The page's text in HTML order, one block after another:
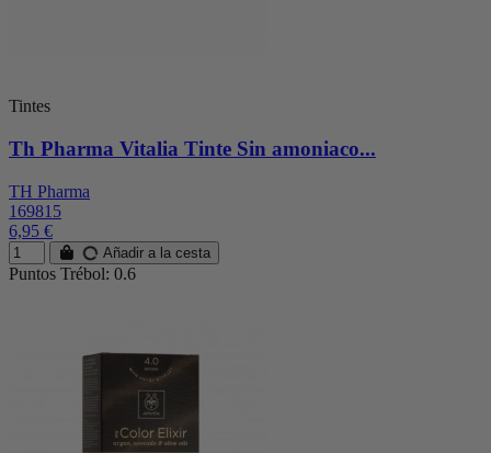
Tintes
Th Pharma Vitalia Tinte Sin amoniaco...
TH Pharma
169815
6,95 €
Añadir a la cesta
Puntos Trébol: 0.6